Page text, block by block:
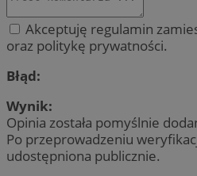
Akceptuję regulamin
oraz politykę prywatności.
Błąd:
Wynik:
Opinia została pomyślnie
Po przeprowadzeniu
udostępniona publicznie.